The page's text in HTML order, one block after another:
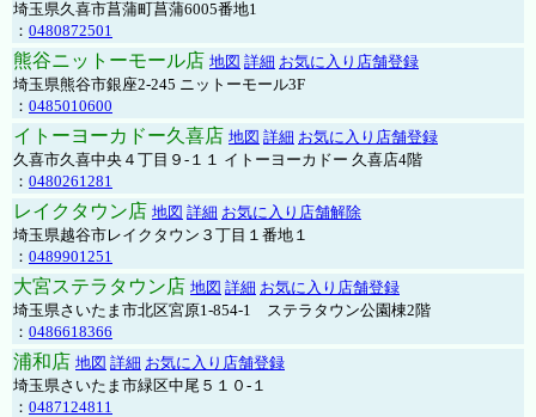
埼玉県久喜市菖蒲町菖蒲6005番地1
： 0480872501
熊谷ニットーモール店 地図 詳細 お気に入り店舗登録
埼玉県熊谷市銀座2-245 ニットーモール3F
： 0485010600
イトーヨーカドー久喜店 地図 詳細 お気に入り店舗登録
久喜市久喜中央４丁目９-１１ イトーヨーカドー 久喜店4階
： 0480261281
レイクタウン店 地図 詳細 お気に入り店舗解除
埼玉県越谷市レイクタウン３丁目１番地１
： 0489901251
大宮ステラタウン店 地図 詳細 お気に入り店舗登録
埼玉県さいたま市北区宮原1-854-1 ステラタウン公園棟2階
： 0486618366
浦和店 地図 詳細 お気に入り店舗登録
埼玉県さいたま市緑区中尾５１０-１
： 0487124811